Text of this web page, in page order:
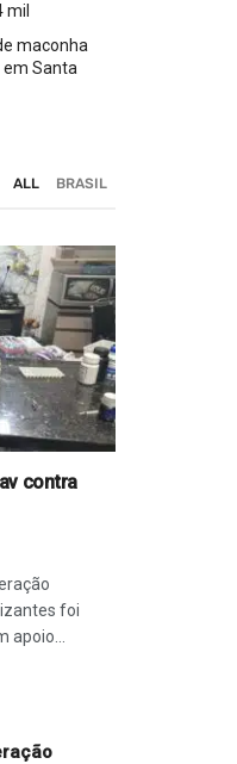
mil
maconha
Santa
ALL BRASIL
contra
foi